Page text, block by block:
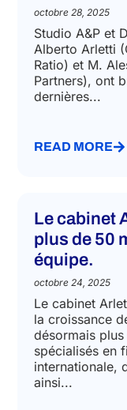
octobre 28, 2025
Studio A&P et
Alberto Arletti
Ratio) et M.
Partners), ont
dernières...
READ MORE
Le cabinet
plus de 50
équipe.
octobre 24, 2025
Le cabinet
la croissance
désormais
spécialisés en
internationale,
ainsi...